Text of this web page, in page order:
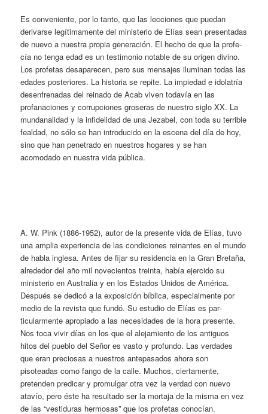
Es conveniente, por lo tanto, que las lecciones que puedan
derivarse legítimamente del ministerio de Elías sean presentadas
de nuevo a nuestra propia generación. El hecho de que la profe­
cía no tenga edad es un testimonio notable de su origen divino.
Los profetas desaparecen, pero sus mensajes iluminan todas las
edades posteriores. La historia se repite. La impiedad e ido­latría
desenfrenadas del reinado de Acab viven todavía en las
profanaciones y corrupciones groseras de nuestro siglo XX. La
mundanalidad y la infidelidad de una Jezabel, con toda su te­rrible
fealdad, no sólo se han introducido en la escena del día de hoy,
sino que han penetrado en nuestros hogares y se han
acomodado en nuestra vida pública.
A. W. Pink (1886-1952), autor de la presente vida de Elías, tuvo
una amplia experiencia de las condiciones reinantes en el mundo
de habla inglesa. Antes de fijar su residencia en la Gran Bretaña,
alrededor del año mil novecientos treinta, había ejer­cido su
ministerio en Australia y en los Estados Unidos de Amé­rica.
Después se dedicó a la exposición bíblica, especialmente por
medio de la revista que fundó. Su estudio de Elías es par­
ticularmente apropiado a las necesidades de la hora presente.
Nos toca vivir días en los que el alejamiento de los antiguos
hitos del pueblo del Señor es vasto y profundo. Las verdades
que eran preciosas a nuestros antepasados ahora son
pisoteadas como fango de la calle. Muchos, ciertamente,
pretenden predicar y promulgar otra vez la verdad con nuevo
atavío, pero éste ha resultado ser la mortaja de la misma en vez
de las “vestiduras hermosas” que los profetas conocían.